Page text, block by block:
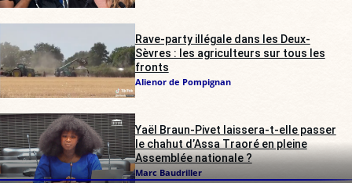
Rave-party illégale dans les Deux-
Sèvres : les agriculteurs sur tous les
fronts
Alienor de Pompignan
Yaël Braun-Pivet laissera-t-elle passer
le chahut d’Assa Traoré en pleine
Assemblée nationale ?
Marc Baudriller